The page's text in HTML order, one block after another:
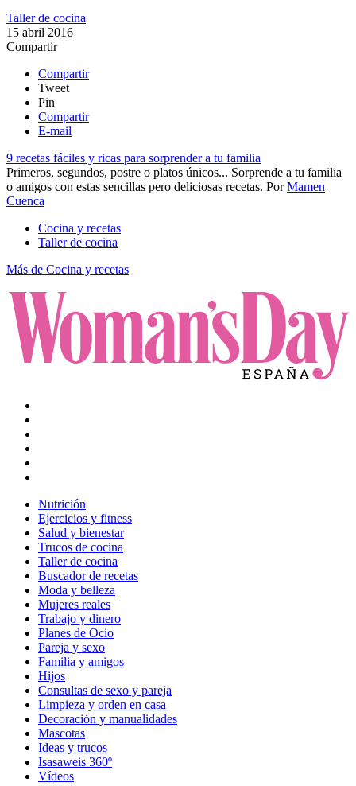
Taller de cocina
15 abril 2016
Compartir
Compartir
Tweet
Pin
Compartir
E-mail
9 recetas fáciles y ricas para sorprender a tu familia
Primeros, segundos, postre o platos únicos... Sorprende a tu familia
o amigos con estas sencillas pero deliciosas recetas. PorMamen
Cuenca
Cocina y recetas
Taller de cocina
Más de Cocina y recetas
Nutrición
Ejercicios y fitness
Salud y bienestar
Trucos de cocina
Taller de cocina
Buscador de recetas
Moda y belleza
Mujeres reales
Trabajo y dinero
Planes de Ocio
Pareja y sexo
Familia y amigos
Hijos
Consultas de sexo y pareja
Limpieza y orden en casa
Decoración y manualidades
Mascotas
Ideas y trucos
Isasaweis 360º
Vídeos